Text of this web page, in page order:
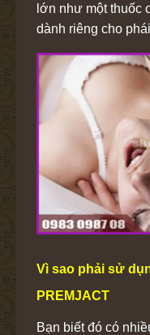
lớn như một thuốc
dành riêng cho
Vì sao phải sử
PREMJACT
Bạn biết đó có